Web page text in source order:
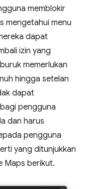
memblokir
mengetahui menu
dapat
izin yang
memerlukan
hingga setelan
dapat
pengguna
dan harus
pengguna
yang ditunjukkan
Maps berikut.